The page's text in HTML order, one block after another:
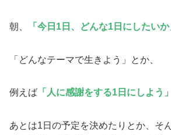
朝、 「今日1日、どんな1日にしたいか
「どんなテーマで生きよう」とか、
例えば 「人に感謝をする1日にしよう」
あとは1日の予定を決めたりとか、そ